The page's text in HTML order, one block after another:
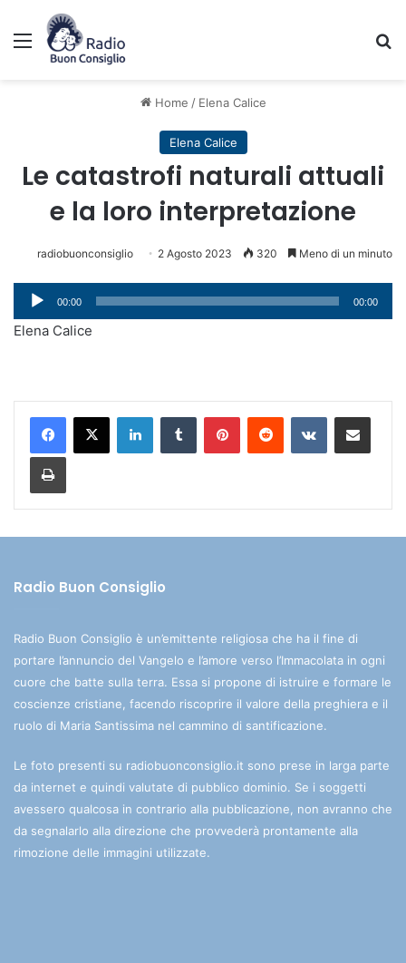
Menu
Home / Elena Calice
Elena Calice
Le catastrofi naturali attuali
e la loro interpretazione
radiobuonconsiglio 2 Agosto 2023 320 Meno di un minuto
Audio
Player
00:00 00:00
Elena Calice
Radio Buon Consiglio
Radio Buon Consiglio è un’emittente religiosa che ha il fine di
portare l’annuncio del Vangelo e l’amore verso l’Immacolata in ogni
cuore che batte sulla terra. Essa si propone di istruire e formare le
coscienze cristiane, facendo riscoprire il valore della preghiera e il
ruolo di Maria Santissima nel cammino di santificazione.
Le foto presenti su radiobuonconsiglio.it sono prese in larga parte
da internet e quindi valutate di pubblico dominio. Se i soggetti
avessero qualcosa in contrario alla pubblicazione, non avranno che
da segnalarlo alla direzione che provvederà prontamente alla
rimozione delle immagini utilizzate.